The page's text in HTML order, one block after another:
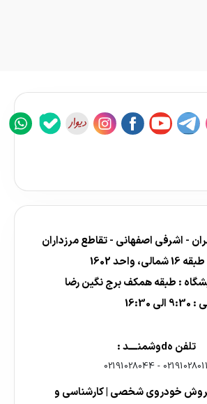
- اشرفی اصفهانی - تقاطع مرزداران
1602
: طبقه همکف برج نگین رضا
تلفن هdوشمنــــد :
02191028011
-
02191028044
خودروی شخصی | کارشناسی و